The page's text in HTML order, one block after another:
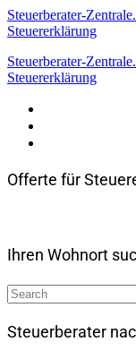
Steuerberater-
Steuererklärung
Steuerberater-
Steuererklärung
Offerte für
Ihren Wohnort
Steuerberater